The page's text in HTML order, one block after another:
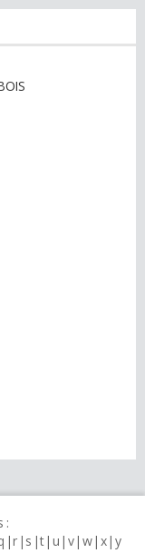
:
r s t u v w x y